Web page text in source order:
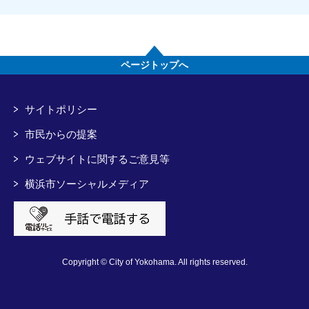
ページトップへ
サイトポリシー
市民からの提案
ウェブサイトに関するご意見等
横浜市ソーシャルメディア
Copyright © City of Yokohama. All rights reserved.